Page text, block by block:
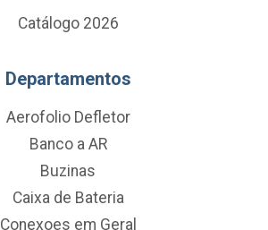
Catálogo 2026
Departamentos
Aerofolio Defletor
Banco a AR
Buzinas
Caixa de Bateria
Conexoes em Geral